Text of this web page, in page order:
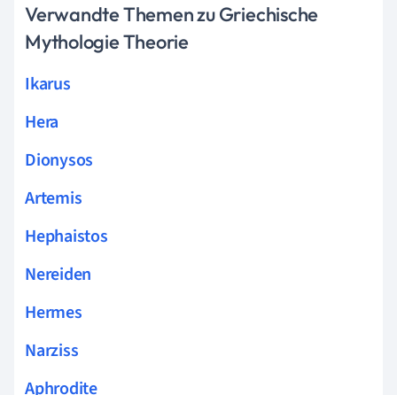
Verwandte Themen zu Griechische
Mythologie Theorie
Ikarus
Hera
Dionysos
Artemis
Hephaistos
Nereiden
Hermes
Narziss
Aphrodite